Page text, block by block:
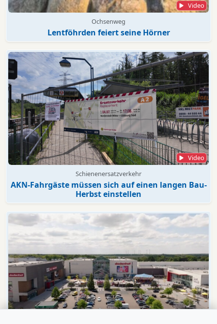
Video
Ochsenweg
Lentföhrden feiert seine Hörner
Video
Schienenersatzverkehr
AKN-Fahrgäste müssen sich auf einen langen Bau-
Herbst einstellen